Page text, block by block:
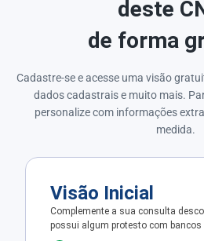
deste
de forma
Cadastre-se e acesse uma visão
dados cadastrais e muito mais.
personalize com informações
medida.
Visão Inicial
Complemente a sua consulta
possui algum protesto com bancos